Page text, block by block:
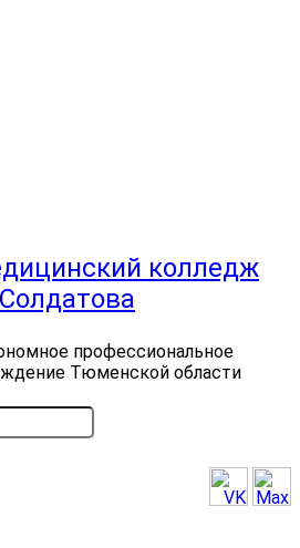
колледж
профессиональное
Тюменской области